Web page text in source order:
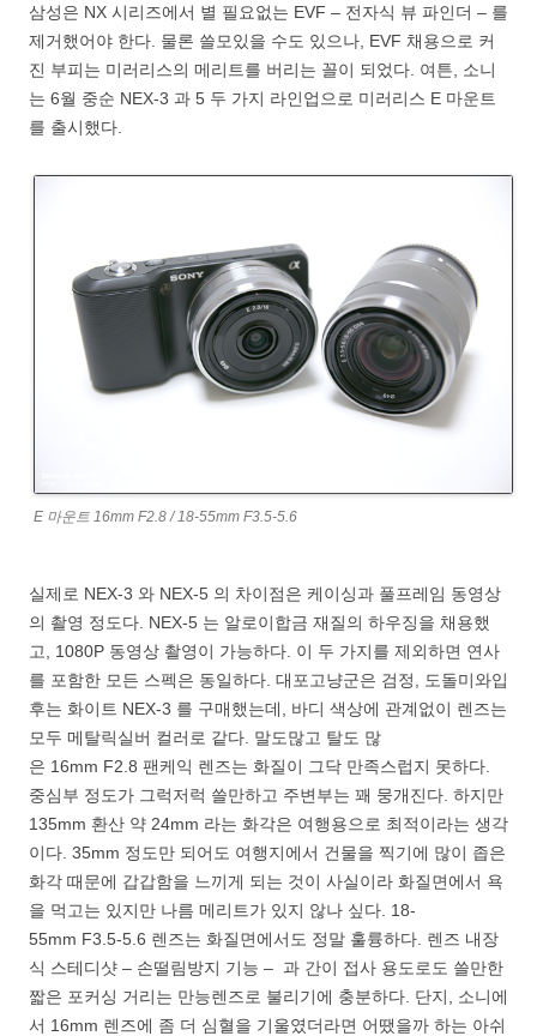
삼성은 NX 시리즈에서 별 필요없는 EVF – 전자식 뷰 파인더 – 를
제거했어야 한다. 물론 쓸모있을 수도 있으나, EVF 채용으로 커
진 부피는 미러리스의 메리트를 버리는 꼴이 되었다. 여튼, 소니
는 6월 중순 NEX-3 과 5 두 가지 라인업으로 미러리스 E 마운트
를 출시했다.
E 마운트 16mm F2.8 / 18-55mm F3.5-5.6
실제로 NEX-3 와 NEX-5 의 차이점은 케이싱과 풀프레임 동영상
의 촬영 정도다. NEX-5 는 알로이합금 재질의 하우징을 채용했
고, 1080P 동영상 촬영이 가능하다. 이 두 가지를 제외하면 연사
를 포함한 모든 스펙은 동일하다. 대포고냥군은 검정, 도돌미와입
후는 화이트 NEX-3 를 구매했는데, 바디 색상에 관계없이 렌즈는
모두 메탈릭실버 컬러로 같다. 말도많고 탈도 많
은 16mm F2.8 팬케익 렌즈는 화질이 그닥 만족스럽지 못하다.
중심부 정도가 그럭저럭 쓸만하고 주변부는 꽤 뭉개진다. 하지만
135mm 환산 약 24mm 라는 화각은 여행용으로 최적이라는 생각
이다. 35mm 정도만 되어도 여행지에서 건물을 찍기에 많이 좁은
화각 때문에 갑갑함을 느끼게 되는 것이 사실이라 화질면에서 욕
을 먹고는 있지만 나름 메리트가 있지 않나 싶다. 18-
55mm F3.5-5.6 렌즈는 화질면에서도 정말 훌륭하다. 렌즈 내장
식 스테디샷 – 손떨림방지 기능 – 과 간이 접사 용도로도 쓸만한
짧은 포커싱 거리는 만능렌즈로 불리기에 충분하다. 단지, 소니에
서 16mm 렌즈에 좀 더 심혈을 기울였더라면 어땠을까 하는 아쉬